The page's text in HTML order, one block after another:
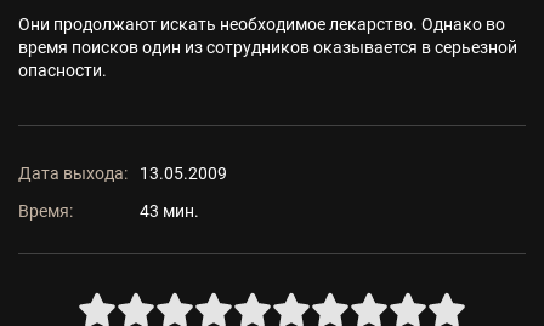
Они продолжают искать необходимое лекарство. Однако во
время поисков один из сотрудников оказывается в серьезной
опасности.
Дата выхода:
13.05.2009
Время:
43 мин.